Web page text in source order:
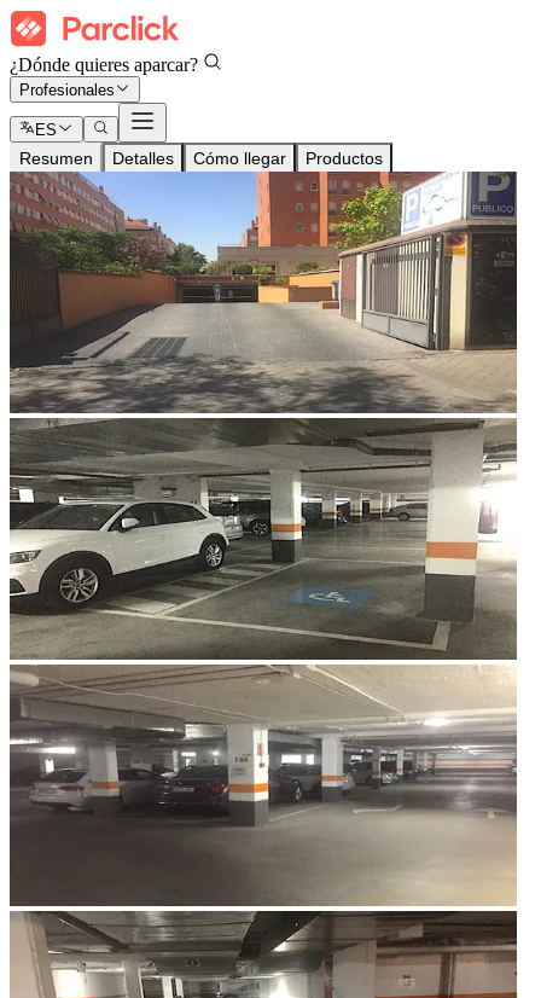
¿Dónde quieres aparcar?
Profesionales
ES
Resumen Detalles Cómo llegar Productos